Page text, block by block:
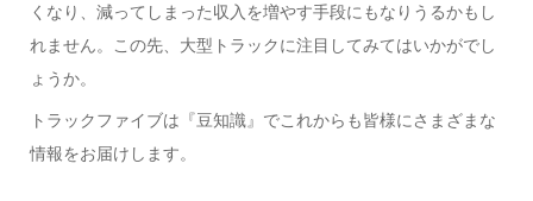
くなり、減ってしまった収入を増やす手段にもなりうるかもし
れません。この先、大型トラックに注目してみてはいかがでし
ょうか。
トラックファイブは『豆知識』でこれからも皆様にさまざまな
情報をお届けします。